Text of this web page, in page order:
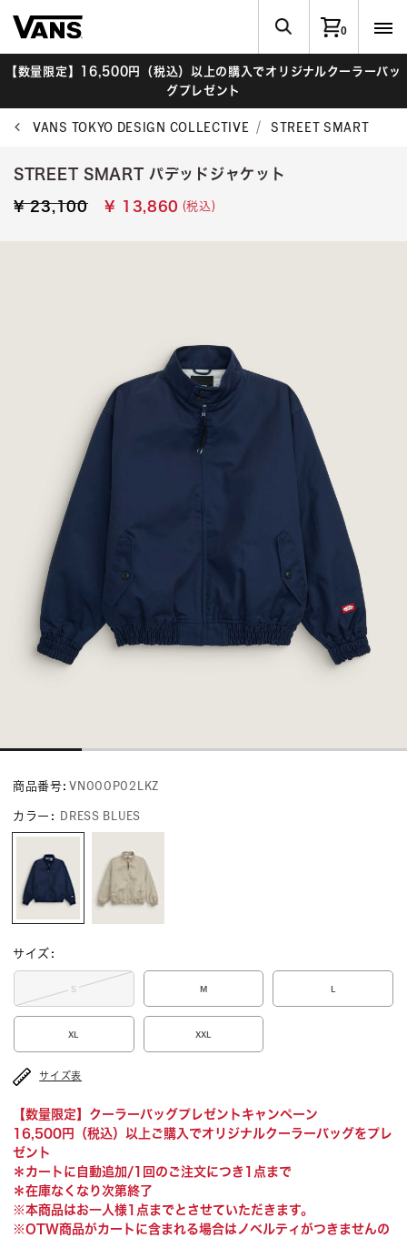
0
【数量限定】16,500円（税込）以上の購入でオリジナルクーラーバッ
グプレゼント
VANS TOKYO DESIGN COLLECTIVE STREET SMART
STREET SMART パデッドジャケット
Price reduced from
¥ 23,100to ¥ 13,860 (税込)
商品番号:VN000P02LKZ
カラー: DRESS BLUES
サイズ:
S M L
XL XXL
サイズ表
【数量限定】クーラーバッグプレゼントキャンペーン
16,500円（税込）以上ご購入でオリジナルクーラーバッグをプレ
ゼント
＊カートに自動追加/1回のご注文につき1点まで
＊在庫なくなり次第終了
※本商品はお一人様1点までとさせていただきます。
※OTW商品がカートに含まれる場合はノベルティがつきませんの